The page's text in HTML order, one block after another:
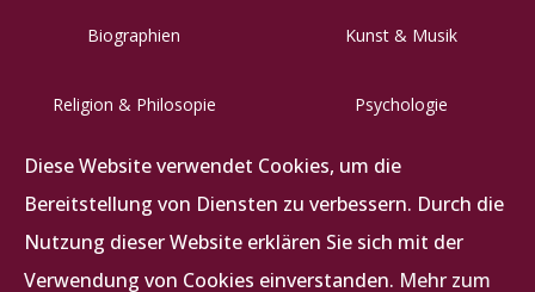
Biographien Kunst & Musik
Religion & Philosopie Psychologie
Letzigraben 117, CH-8047 Zürich
+41 (0)44 492 62 62
Diese Website verwendet Cookies, um die
Bereitstellung von Diensten zu verbessern. Durch die
Nutzung dieser Website erklären Sie sich mit der
Verwendung von Cookies einverstanden. Mehr zum